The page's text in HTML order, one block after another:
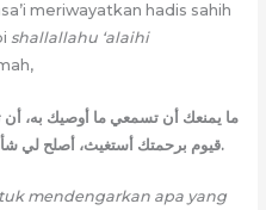
meriwayatkan hadis sahih
shallallahu ‘alaihi
ما يمنعك أن تسمعي ما أوصيك به، أن
قيوم برحمتك أستغيث، أصلح لي شأني كله، ولا تكلني إلى نفسي طرفة عين.
mendengarkan apa yang